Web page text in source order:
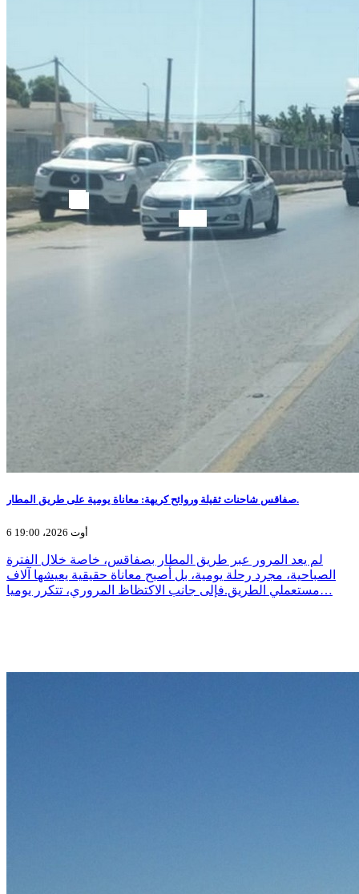
صفاقس شاحنات ثقيلة وروائح كريهة: معاناة يومية على طريق المطار.
6 أوت 2026، 19:00
لم يعد المرور عبر طريق المطار بصفاقس، خاصة خلال الفترة
الصباحية، مجرد رحلة يومية، بل أصبح معاناة حقيقية يعيشها آلاف
مستعملي الطريق.فإلى جانب الاكتظاظ المروري، تتكرر يوميا…